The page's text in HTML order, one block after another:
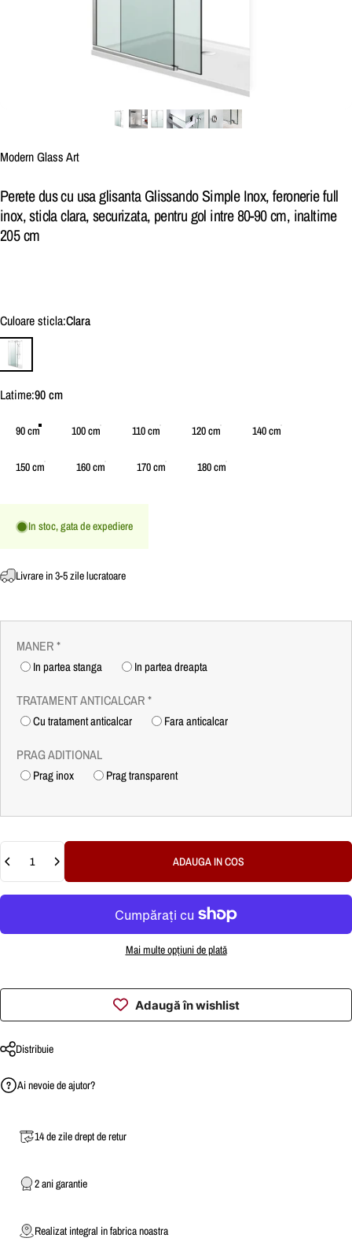
Brand:
Modern Glass Art
Perete dus cu usa glisanta Glissando Simple Inox, feronerie full
inox, sticla clara, securizata, pentru gol intre 80-90 cm, inaltime
205 cm
Culoare sticla
Culoare sticla:Clara
Clara
Latime
Latime:90 cm
90 cm 100 cm 110 cm 120 cm 140 cm
150 cm 160 cm 170 cm 180 cm
In stoc, gata de expediere
Livrare in 3-5 zile lucratoare
MANER*
In partea stanga In partea dreapta
TRATAMENT ANTICALCAR*
Cu tratament anticalcar Fara anticalcar
PRAG ADITIONAL
Prag inox Prag transparent
ADAUGA IN COS
Mai multe opțiuni de plată
Adaugă în wishlist
Distribuie
Ai nevoie de ajutor?
14 de zile drept de retur
2 ani garantie
Realizat integral in fabrica noastra